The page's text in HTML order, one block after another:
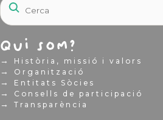
Qui som?
→ Història, missió i valors
→ Organització
→ Entitats Sòcies
→ Consells de participació
→ Transparència